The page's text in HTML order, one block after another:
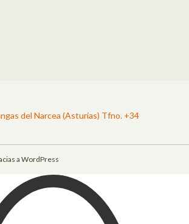
del Narcea (Asturias) Tfno. +34
a WordPress